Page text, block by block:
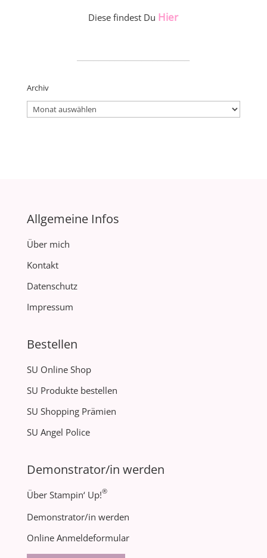
Diese findest Du Hier
Archiv
Archiv
Allgemeine Infos
Über mich
Kontakt
Datenschutz
Impressum
Bestellen
SU Online Shop
SU Produkte bestellen
SU Shopping Prämien
SU Angel Police
Demonstrator/in werden
Über Stampin‘ Up!®
Demonstrator/in werden
Online Anmeldeformular